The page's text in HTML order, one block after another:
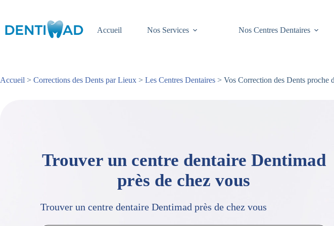
Accueil
Nos Services Nos Centres Dentaires
Accueil > Corrections des Dents par Lieux > Les Centres Dentaires > Vos Correction des Dents proche
Trouver un centre dentaire Dentimad
près de chez vous
Trouver un centre dentaire Dentimad près de chez vous